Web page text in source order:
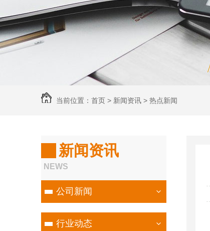
当前位置： 首页 > 新闻资讯 > 热点新闻
新闻资讯
NEWS
公司新闻
行业动态